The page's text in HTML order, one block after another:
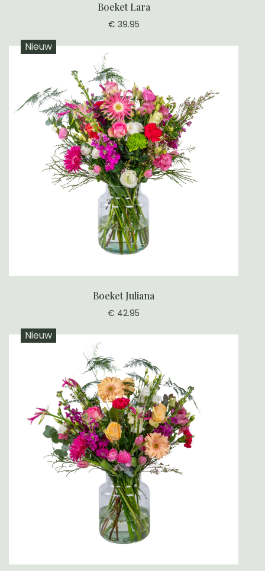
Boeket Lara
€ 39.95
Nieuw
Boeket Juliana
€ 42.95
Nieuw